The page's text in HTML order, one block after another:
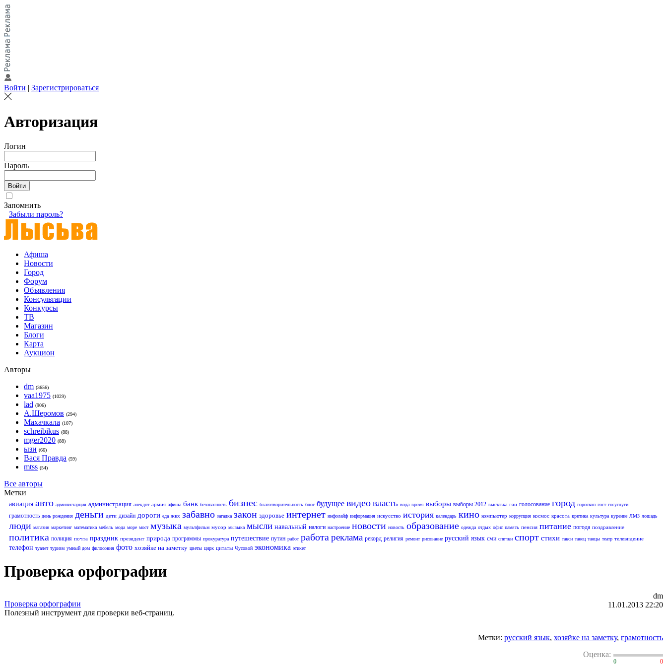
Войти | Зарегистрироваться
Авторизация
Логин
Пароль
Запомнить
Забыли пароль?
Афиша
Новости
Город
Форум
Объявления
Консультации
Конкурсы
ТВ
Магазин
Блоги
Карта
Аукцион
Авторы
dm (3656)
vaa1975 (1029)
lad (906)
А.Шеромов (294)
Махачкала (107)
schreibikus (88)
mger2020 (88)
ызи (66)
Вася Правда (59)
mtss (54)
Все авторы
Метки
авиация авто администарция администрация анекдот армия афиша банк безопасность бизнес благотворительность блог будущее видеовласть вода время выборы выборы 2012 выставка гаи голосование город гороскоп гост госуслуги
грамотность день рождения деньги дети дизайн дороги еда жкх забавно загадка закон здоровье интернет инфолайф информация искусство история календарь кино компьютер коррупция космос красота критика культура курение ЛМЗ лошадь
люди магазин маркетинг математика мебель мода море мост музыка мультфильм мусор мызыка мысли навальный налоги настроение новости новость образование одежда отдых офис память пенсия питание погода поздравление
политика полиция почта праздник президент природа программы прокуратура путешествие путин работ работа реклама рекорд религия ремонт рисование русский язык сми спички спорт стихи такси танец танцы театр телевидение
телефон туалет туризм умный дом филосовия фото хозяйке на заметку цветы цирк цитаты Чусовой экономика этикет
Проверка орфографии
Проверка орфографии
Полезный инструмент для проверки веб-страниц.
dm
11.01.2013 22:20
Метки: русский язык, хозяйке на заметку, грамотность
Оценка:
0 0